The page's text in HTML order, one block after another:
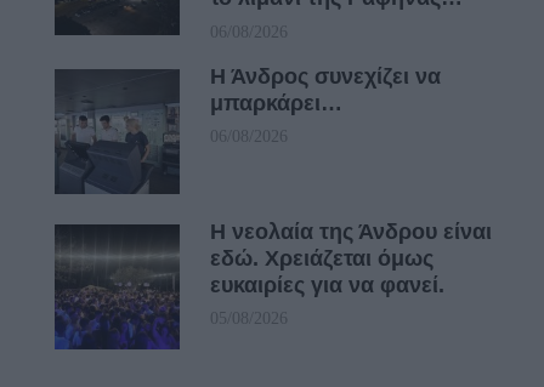
06/08/2026
Η Άνδρος συνεχίζει να
μπαρκάρει…
06/08/2026
Η νεολαία της Άνδρου είναι
εδώ. Χρειάζεται όμως
ευκαιρίες για να φανεί.
05/08/2026